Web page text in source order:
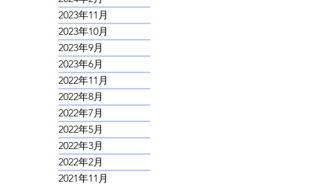
2023年11月
2023年10月
2023年9月
2023年6月
2022年11月
2022年8月
2022年7月
2022年5月
2022年3月
2022年2月
2021年11月